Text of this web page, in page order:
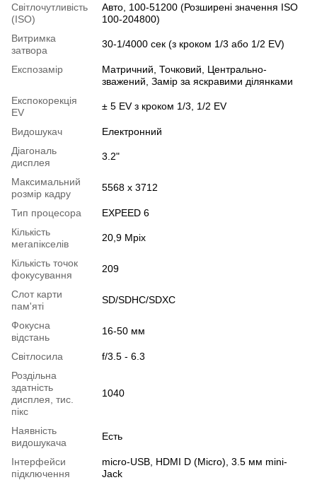
Світлочутливість
(ISO)
Авто, 100-51200 (Розширені значення ISO
100-204800)
Витримка
затвора
30-1/4000 сек (з кроком 1/3 або 1/2 EV)
Експозамір
Матричний, Точковий, Центрально-
зважений, Замір за яскравими ділянками
Експокорекція
EV
± 5 EV з кроком 1/3, 1/2 EV
Видошукач
Електронний
Діагональ
дисплея
3.2"
Максимальний
розмір кадру
5568 x 3712
Тип процесора
EXPEED 6
Кількість
мегапікселів
20,9 Mpix
Кількість точок
фокусування
209
Слот карти
пам'яті
SD/SDHC/SDXC
Фокусна
відстань
16-50 мм
Світлосила
f/3.5 - 6.3
Роздільна
здатність
дисплея, тис.
пікс
1040
Наявність
видошукача
Есть
Інтерфейси
підключення
micro-USB, HDMI D (Micro), 3.5 мм mini-
Jack